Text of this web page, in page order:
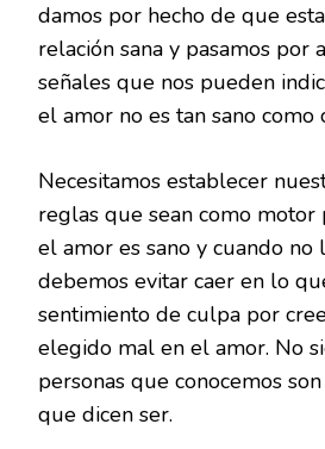
damos por hecho de que
relación sana y pasamos por
señales que nos pueden
el amor no es tan sano como
Necesitamos establecer
reglas que sean como motor
el amor es sano y cuando no
debemos evitar caer en lo
sentimiento de culpa por
elegido mal en el amor. No
personas que conocemos
que dicen ser.